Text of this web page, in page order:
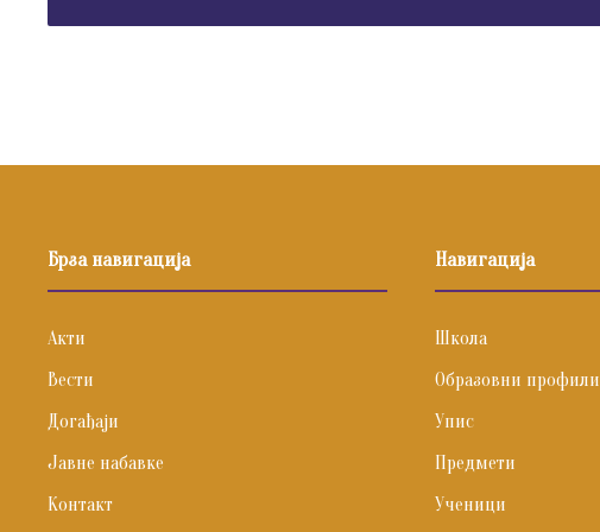
Брза навигација
Акти
Вести
Догађаји
Јавне набавке
Контакт
Навигација
Школа
Образовни профили
Упис
Предмети
Ученици